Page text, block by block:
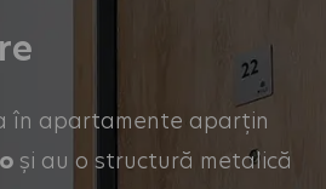
în apartamente aparțin
și au o structură metalică